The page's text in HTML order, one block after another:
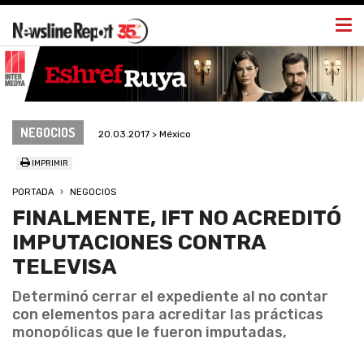
NEGOCIOS 20.03.2017 > México
IMPRIMIR
PORTADA NEGOCIOS
FINALMENTE, IFT NO ACREDITÓ
IMPUTACIONES CONTRA
TELEVISA
Determinó cerrar el expediente al no contar
con elementos para acreditar las prácticas
monopólicas que le fueron imputadas,